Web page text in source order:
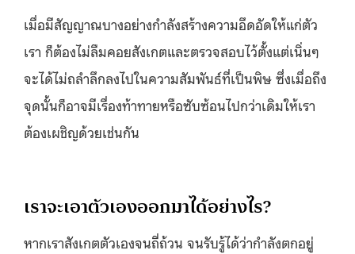
เมื่อมีสัญญาณบางอย่างกำลังสร้างความอึดอัดให้แก่ตัว
เรา ก็ต้องไม่ลืมคอยสังเกตและตรวจสอบไว้ตั้งแต่เนิ่นๆ
จะได้ไม่ถลำลึกลงไปในความสัมพันธ์ที่เป็นพิษ ซึ่งเมื่อถึง
จุดนั้นก็อาจมีเรื่องท้าทายหรือซับซ้อนไปกว่าเดิมให้เรา
ต้องเผชิญด้วยเช่นกัน
เราจะเอาตัวเองออกมาได้อย่างไร?
หากเราสังเกตตัวเองจนถี่ถ้วน จนรับรู้ได้ว่ากำลังตกอยู่